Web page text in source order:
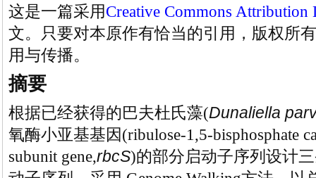
这是一篇采用 Creative Commons Attribution
文。只要对本原作有恰当的引用，版权所
用与传播。
摘要
根据已经获得的巴夫杜氏藻(Dunaliella
氧酶小亚基基因 (ribulose-1,5-bisphosphate
subunit gene,rbcS)的部分启动子序列设计